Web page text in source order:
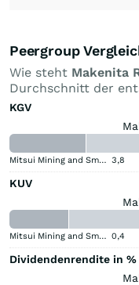
Peergroup
Wie steht Makenita
Durchschnitt der
KGV
Mitsui Mining and Smelting Company 3,8
KUV
Mitsui Mining and Smelting Company 0,4
Dividendenrendite in %